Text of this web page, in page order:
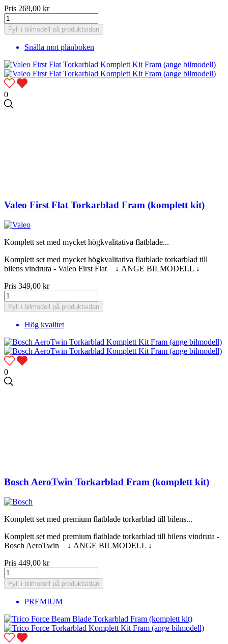
Pris 269,00 kr
Fyll i bilmodell på produktsidan
Snälla mot plånboken
0
Valeo First Flat Torkarblad Fram (komplett kit)
Komplett set med mycket högkvalitativa flatblade...
Komplett set med mycket högkvalitativa flatblade torkarblad till
bilens vindruta - Valeo First Flat ↓ ANGE BILMODELL ↓
Pris 349,00 kr
Fyll i bilmodell på produktsidan
Hög kvalitet
0
Bosch AeroTwin Torkarblad Fram (komplett kit)
Komplett set med premium flatblade torkarblad till bilens...
Komplett set med premium flatblade torkarblad till bilens vindruta -
Bosch AeroTwin ↓ ANGE BILMODELL ↓
Pris 449,00 kr
Fyll i bilmodell på produktsidan
PREMIUM